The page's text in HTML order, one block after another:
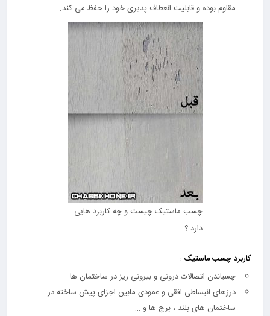
مقاوم بوده و قابلیت انعطاف پذیری خود را حفظ می کند.
چسب ماستیک چیست و چه کاربرد هایی
دارد ؟
کاربرد چسب ماستیک :
چسباندن اتصالات درونی و بیرونی ریز در ساختمان ها
درزهای انبساطی افقی و عمودی مابین اجزای پیش ساخته در
ساختمان های بلند ، برج ها و …